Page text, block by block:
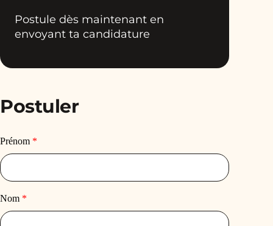
Postule dès maintenant en
envoyant ta candidature
Postuler